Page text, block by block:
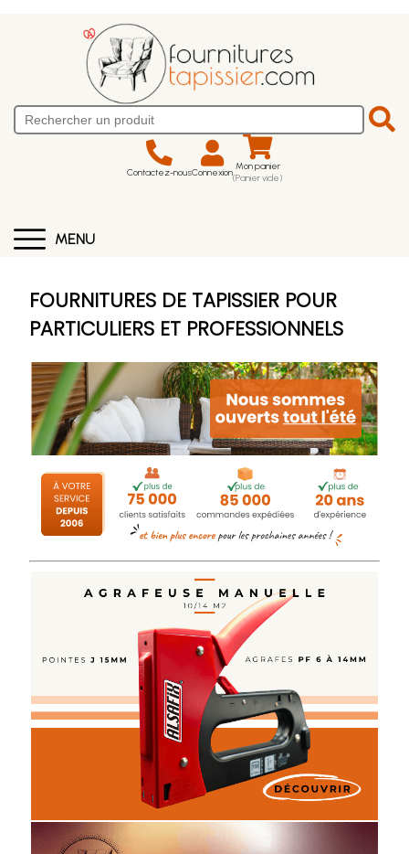
Contactez-nousConnexion Mon panier
(Panier vide)
MENU
FOURNITURES DE TAPISSIER POUR
PARTICULIERS ET PROFESSIONNELS